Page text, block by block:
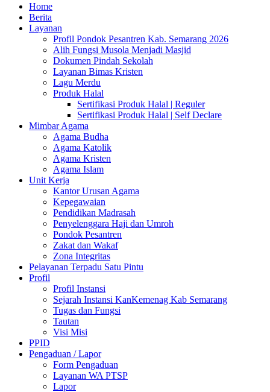
Home
Berita
Layanan
Profil Pondok Pesantren Kab. Semarang 2026
Alih Fungsi Musola Menjadi Masjid
Dokumen Pindah Sekolah
Layanan Bimas Kristen
Lagu Merdu
Produk Halal
Sertifikasi Produk Halal | Reguler
Sertifikasi Produk Halal | Self Declare
Mimbar Agama
Agama Budha
Agama Katolik
Agama Kristen
Agama Islam
Unit Kerja
Kantor Urusan Agama
Kepegawaian
Pendidikan Madrasah
Penyelenggara Haji dan Umroh
Pondok Pesantren
Zakat dan Wakaf
Zona Integritas
Pelayanan Terpadu Satu Pintu
Profil
Profil Instansi
Sejarah Instansi KanKemenag Kab Semarang
Tugas dan Fungsi
Tautan
Visi Misi
PPID
Pengaduan / Lapor
Form Pengaduan
Layanan WA PTSP
Lapor